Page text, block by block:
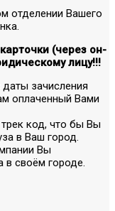
отделении Вашего
(через он-
лицу!!!
зачисления
оплаченный Вами
код, что бы Вы
в Ваш город.
Вы
в своём городе.